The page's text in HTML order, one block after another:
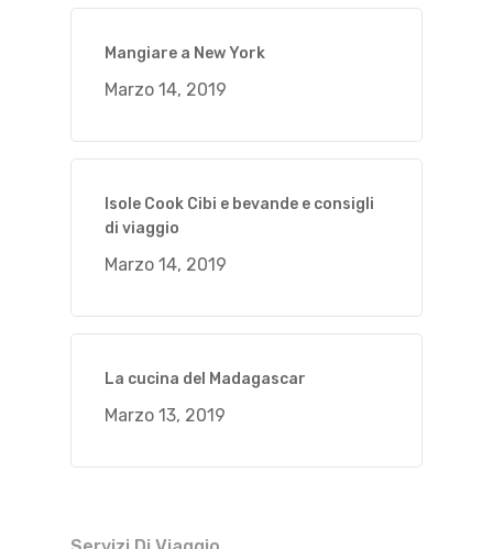
Mangiare a New York
Marzo 14, 2019
Isole Cook Cibi e bevande e consigli
di viaggio
Marzo 14, 2019
La cucina del Madagascar
Marzo 13, 2019